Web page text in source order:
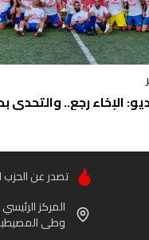
الإخاء رجع.. والتحدي
تصدر عن
المركز
وطى